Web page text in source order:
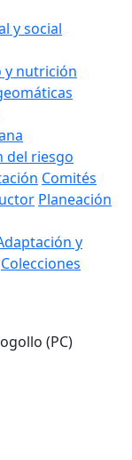
y social
y nutrición
del riesgo
Comités
Planeación
y
Colecciones
(PC)